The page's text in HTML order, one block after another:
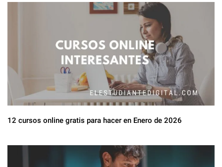
12 cursos online gratis para hacer en Enero de 2026